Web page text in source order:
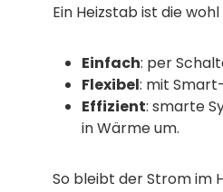
Ein Heizstab ist die
Einfach: per
Flexibel: mit
Effizient: smarte
in Wärme um.
So bleibt der Strom im